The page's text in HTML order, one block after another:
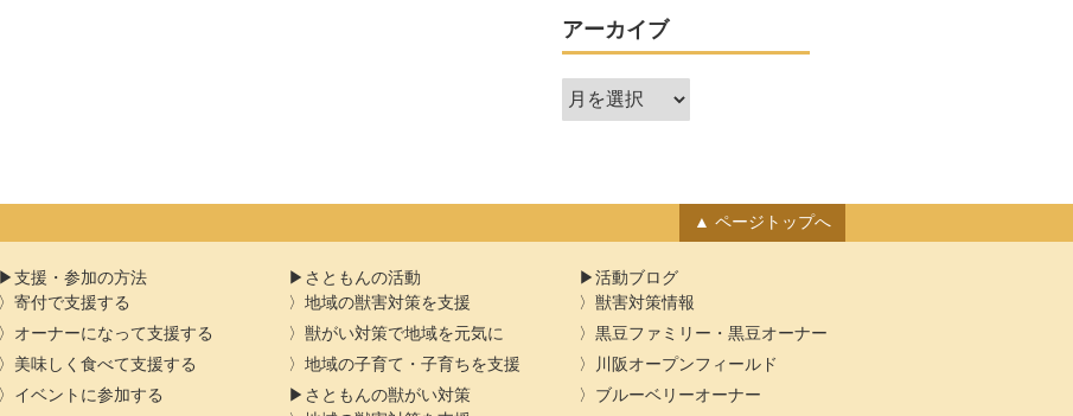
アーカイブ
ア
ー
ブ
ページトップへ
支援・参加の方法
寄付で支援する
オーナーになって支援する
美味しく食べて支援する
イベントに参加する
さともんの活動
地域の獣害対策を支援
獣がい対策で地域を元気に
地域の子育て・子育ちを支援
さともんの獣がい対策
活動ブログ
獣害対策情報
黒豆ファミリー・黒豆オーナー
川阪オープンフィールド
ブルーベリーオーナー